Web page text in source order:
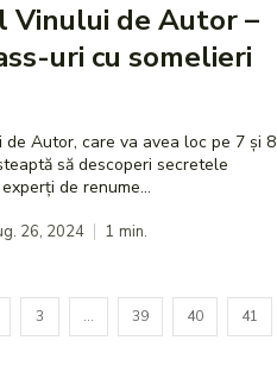
Vinului de Autor –
uri cu somelieri
Autor, care va avea loc pe 7 și 8
să descoperi secretele
de renume...
26, 2024 1 min.
3 … 39 40 41